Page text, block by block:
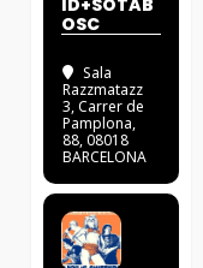
ID+SOTAB
OSC
Sala
Razzmatazz
3, Carrer de
Pamplona,
88, 08018
BARCELONA